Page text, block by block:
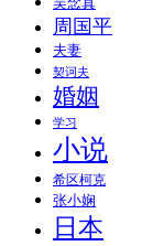
周国平
夫妻
契诃夫
婚姻
学习
小说
希区柯克
张小娴
日本